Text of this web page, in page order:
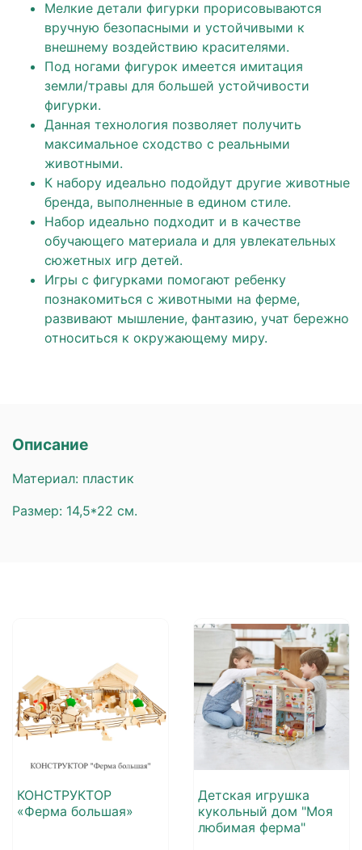
Мелкие детали фигурки прорисовываются
вручную безопасными и устойчивыми к
внешнему воздействию красителями.
Под ногами фигурок имеется имитация
земли/травы для большей устойчивости
фигурки.
Данная технология позволяет получить
максимальное сходство с реальными
животными.
К набору идеально подойдут другие животные
бренда, выполненные в едином стиле.
Набор идеально подходит и в качестве
обучающего материала и для увлекательных
сюжетных игр детей.
Игры с фигурками помогают ребенку
познакомиться с животными на ферме,
развивают мышление, фантазию, учат бережно
относиться к окружающему миру.
Описание
Материал: пластик
Размер: 14,5*22 см.
КОНСТРУКТОР
«Ферма большая»
Детская игрушка
кукольный дом "Моя
любимая ферма"